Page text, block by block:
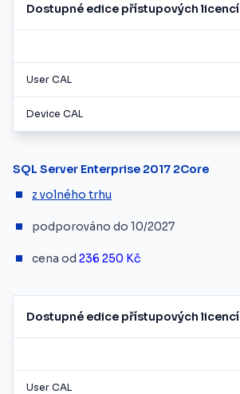
Dostupné edice přístupových licencí
User CAL
Device CAL
SQL Server Enterprise 2017 2Core
z volného trhu
podporováno do 10/2027
cena od 236 250 Kč
Dostupné edice přístupových licencí
User CAL